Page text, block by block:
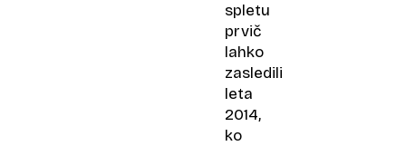
spletu
prvič
lahko
zasledili
leta
2014,
ko